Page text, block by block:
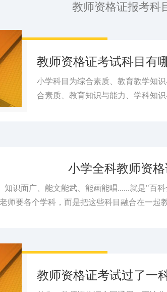
教师资格证报考科
教师资格证考试科目有
小学科目为综合素质、教育教学知
合素质、教育知识与能力、学科知识
小学全科教师资
知识面广、能文能武、能画能唱......就是"百
师要各个学科，而是把这些科目融合在一起
教师资格证考试过了一